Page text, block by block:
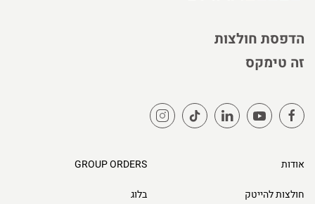
הדפסת חולצות
זה טימקס
אודות
חולצות להייטק
GROUP ORDERS
בלוג